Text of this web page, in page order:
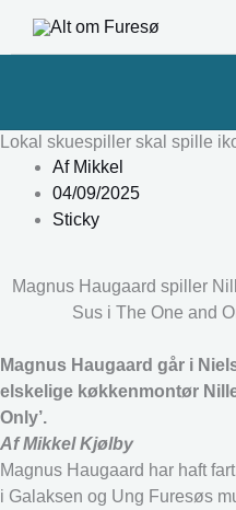
Lokal skuespiller skal spille
AfMikkel
04/09/2025
Sticky
Magnus Haugaard spiller
Sus i The One and
Magnus Haugaard går i
elskelige køkkenmontør
Only’.
Af Mikkel Kjølby
Magnus Haugaard har haft
i Galaksen og Ung Furesøs